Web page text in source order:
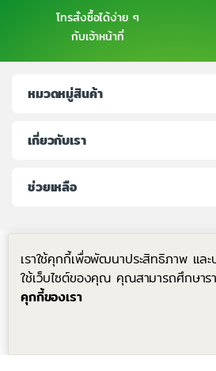
โทรสั่งซื้อได้ง่าย ๆ
กับเจ้าหน้าที่
หมวดหมู่สินค้า
เกี่ยวกับเรา
ช่วยเหลือ
เราใช้คุกกี้เพื่อพัฒนาประสิทธิภาพ แล
ใช้เว็บไซต์ของคุณ คุณสามารถศึกษาร
คุกกี้ของเรา